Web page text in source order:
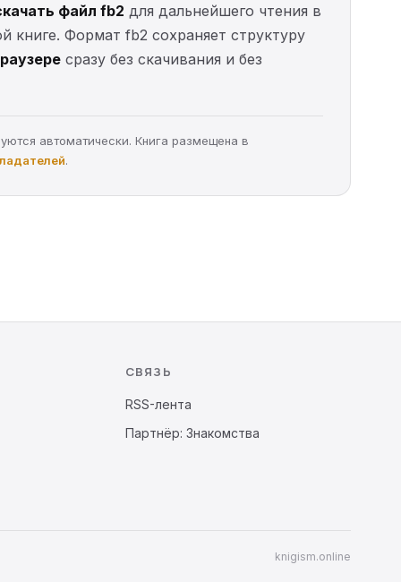
файл fb2 для дальнейшего чтения в
книге. Формат fb2 сохраняет структуру
сразу без скачивания и без
автоматически. Книга размещена в
.
СВЯЗЬ
RSS-лента
Партнёр: Знакомства
knigism.online